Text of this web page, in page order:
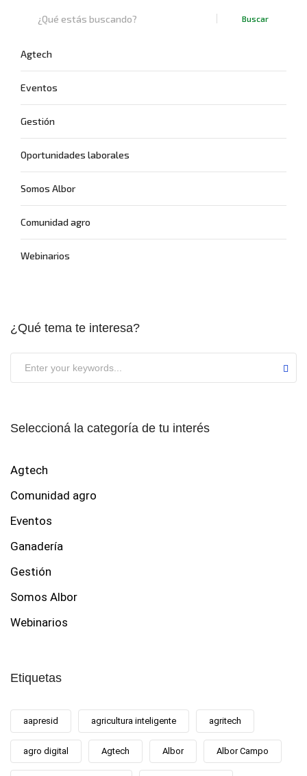
Buscar
Agtech
Eventos
Gestión
Oportunidades laborales
Somos Albor
Comunidad agro
Webinarios
¿Qué tema te interesa?
Seleccioná la categoría de tu interés
Agtech
Comunidad agro
Eventos
Ganadería
Gestión
Somos Albor
Webinarios
Etiquetas
aapresid agricultura inteligente agritech
agro digital Agtech Albor Albor Campo